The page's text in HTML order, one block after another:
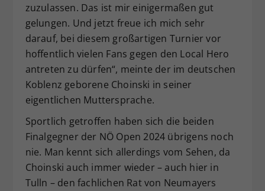
zuzulassen. Das ist mir einigermaßen gut
gelungen. Und jetzt freue ich mich sehr
darauf, bei diesem großartigen Turnier vor
hoffentlich vielen Fans gegen den Local Hero
antreten zu dürfen“, meinte der im deutschen
Koblenz geborene Choinski in seiner
eigentlichen Muttersprache.
Sportlich getroffen haben sich die beiden
Finalgegner der NÖ Open 2024 übrigens noch
nie. Man kennt sich allerdings vom Sehen, da
Choinski auch immer wieder – auch hier in
Tulln – den fachlichen Rat von Neumayers